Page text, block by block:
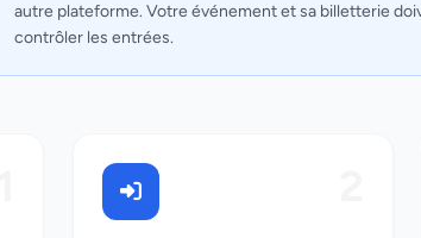
autre plateforme. Votre événement et sa billetterie
contrôler les entrées.